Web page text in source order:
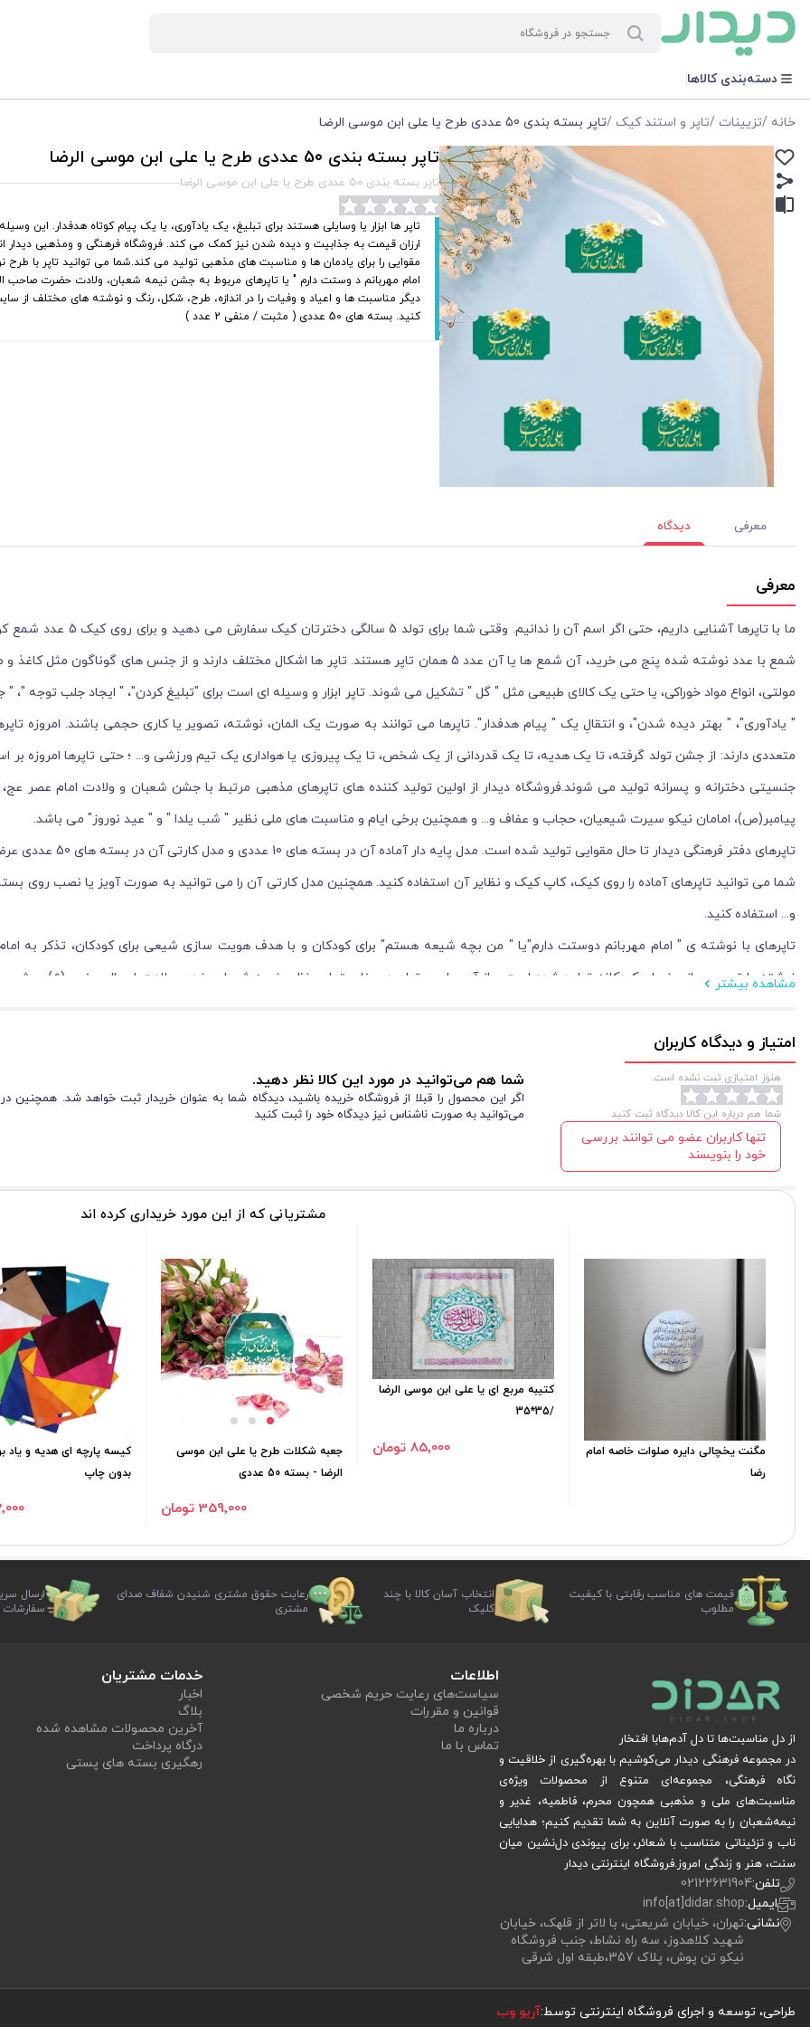
دسته‌بندی کالاها
خانه /تزیینات /تاپر و استند کیک /تاپر بسته بندی 50 عددی طرح یا علی ابن موسی الرضا
تاپر بسته بندی 50 عددی طرح یا علی ابن موسی الرضا
تاپر بسته بندی 50 عددی طرح یا علی ابن موسی الرضا
تاپر ها ابزار یا وسایلی هستند برای تبلیغ، یک یادآوری، یا یک پیام کوتاه هدفدار. این
ارزان قیمت به جذابیت و دیده شدن نیز کمک می کند. فروشگاه فرهنگی و ومذهبی دیدار
مقوایی را برای یادمان ها و مناسبت های مذهبی تولید می کند.شما می توانید تاپر با
امام مهربانم د وستت دارم " یا تاپرهای مربوط به جشن نیمه شعبان، ولادت حضرت صاحب
دیگر مناسبت ها و اعیاد و وفیات را در اندازه، طرح، شکل، رنگ و نوشته های مختلف از
کنید. بسته های 50 عددی ( مثبت / منفی 2 عدد )
معرفی دیدگاه
معرفی
ما با تاپرها آشنایی داریم، حتی اگر اسم آن را ندانیم. وقتی شما
شمع با عدد نوشته شده پنج می خرید، آن شمع ها یا آن عدد 5 همان تاپر هستند. تاپر ها اشکال مختلف دارند و از جنس های گوناگون مثل
مولتی، انواع مواد خوراکی، یا حتی یک کالای طبیعی مثل " گل " تشکیل می شوند. تاپر ابزار و وسیله ای است برای "تبلیغ کردن"، " ایجاد جلب توجه "، "
" یادآوری"، " بهتر دیده شدن"، و انتقالِ یک " پیام هدفدار". تاپرها می توانند به صورت یک المان، نوشته، تصویر یا کاری حجمی باشند. امروزه
متعددی دارند: از جشن تولد گرفته، تا یک هدیه، تا یک قدردانی از یک شخص، تا یک پیروزی یا هواداری یک تیم ورزشی و... ؛ حتی تاپرها امروزه
جنسیتی دخترانه و پسرانه تولید می شوند.فروشگاه دیدار از اولین تولید کننده های تاپرهای مذهبی مرتبط با جشن شعبان و ولادت امام عصر
پیامبر(ص)، امامان نیکو سیرت شیعیان، حجاب و عفاف و... و همچنین برخی ایام و مناسبت های ملی نظیر " شب یلدا " و " عید نوروز" می باشد.
تاپرهای دفتر فرهنگی دیدار تا حال مقوایی تولید شده است. مدل
شما می توانید تاپرهای آماده را روی کیک، کاپ کیک و نظایر آن استفاده کنید. همچنین مدل کارتی آن را می توانید به صورت آویز یا نصب روی
و... استفاده کنید.
تاپرهای با نوشته ی " امام مهربانم دوستت دارم"یا " من بچه شیعه هستم" برای کودکان و با هدف هویت سازی شیعی برای کودکان، تذکر به
نوشته یا تصویر سازی زیبای کودکانه تولید شده است و از آن ها می توان در مناسبتهایی نظیر نیمه شعبان، غدیر، ولادت امیرالمومنین (ع)، جشن
مشاهده بیشتر
امتیاز و دیدگاه کاربران
هنوز امتیازی ثبت نشده است.
شما هم درباره این کالا دیدگاه ثبت کنید
تنها کاربران عضو می توانند بررسی
خود را بنویسند
شما هم می‌توانید در مورد این کالا نظر دهید.
اگر این محصول را قبلا از فروشگاه خریده باشید، دیدگاه شما به عنوان خریدار ثبت خواهد شد. همچنین
می‌توانید به صورت ناشناس نیز دیدگاه خود را ثبت کنید
مشتریانی که از این مورد خریداری کرده اند
مگنت یخچالی دایره صلوات خاصه امام
رضا
کتیبه مربع ای یا علی ابن موسی الرضا
/35*35
85٬000 تومان
جعبه شکلات طرح یا علی ابن موسی
الرضا - بسته 50 عددی
359٬000 تومان
کیسه پارچه ای هدیه و یاد
بدون چاپ
22٬000
قیمت های مناسب رقابتی با کیفیت
مطلوب
انتخاب آسان کالا با چند
کلیک
رعایت حقوق مشتری شنیدن شفاف صدای
مشتری
ارسال
سفارشات
از دل مناسبت‌ها تا دل آدم‌هابا افتخار
در مجموعه فرهنگی دیدار می‌کوشیم با بهره‌گیری از خلاقیت و
نگاه فرهنگی، مجموعه‌ای متنوع از محصولات ویژه‌ی
مناسبت‌های ملی و مذهبی همچون محرم، فاطمیه، غدیر و
نیمه‌شعبان را به صورت آنلاین به شما تقدیم کنیم؛ هدایایی
ناب و تزئیناتی متناسب با شعائر، برای پیوندی دل‌نشین میان
سنت، هنر و زندگی امروز.فروشگاه اینترنتی دیدار
تلفن:02122631904
ایمیل:info[at]didar.shop
نشانی:تهران، خیابان شریعتی، با لاتر از قلهک، خیابان
شهید کلاهدوز، سه راه نشاط، جنب فروشگاه
نیکو تن پوش، پلاک 357،طبقه اول شرقی
اطلاعات
سیاست‏‌های رعایت حریم شخصی
قوانین و مقررات
درباره ما
تماس با ما
خدمات مشتریان
اخبار
بلاگ
آخرین محصولات مشاهده شده
درگاه پرداخت
رهگیری بسته های پستی
طراحی، توسعه و اجرای فروشگاه اینترنتی توسط:آریو وب